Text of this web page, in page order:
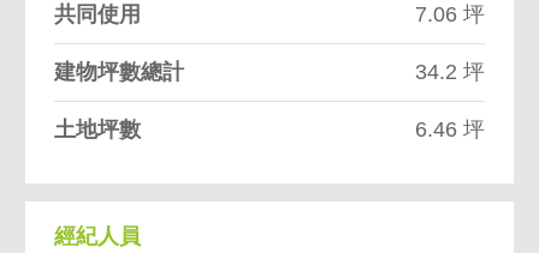
共同使用 7.06 坪
建物坪數總計 34.2 坪
土地坪數 6.46 坪
經紀人員